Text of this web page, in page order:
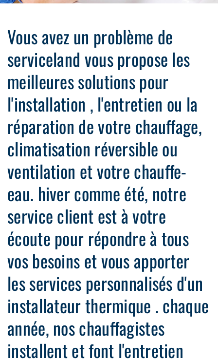
Vous avez un problème de
serviceland vous propose les
meilleures solutions pour
l'installation , l'entretien ou la
réparation de votre chauffage,
climatisation réversible ou
ventilation et votre chauffe-
eau. hiver comme été, notre
service client est à votre
écoute pour répondre à tous
vos besoins et vous apporter
les services personnalisés d'un
installateur thermique . chaque
année, nos chauffagistes
installent et font l'entretien